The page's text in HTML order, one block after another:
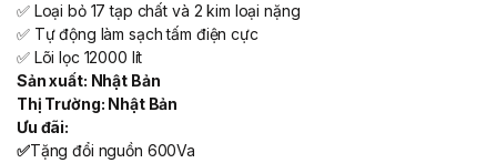
✅ Loại bỏ 17 tạp chất và 2 kim loại nặng
✅ Tự động làm sạch tấm điện cực
✅ Lõi lọc 12000 lít
Sản xuất: Nhật Bản
Thị Trường: Nhật Bản
Ưu đãi:
✅Tặng đổi nguồn 600Va